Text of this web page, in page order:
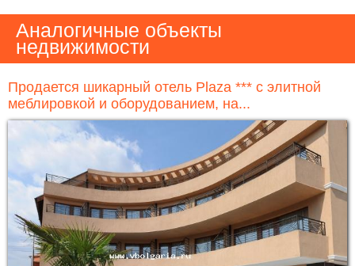
Аналогичные объекты
недвижимости
Продается шикарный отель Plaza *** с элитной
меблировкой и оборудованием, на...